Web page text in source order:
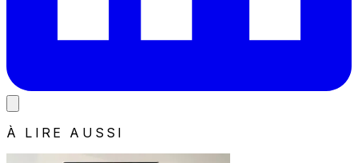
À LIRE AUSSI